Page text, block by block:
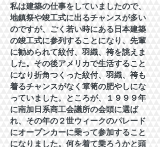
私は建築の仕事をしていましたので、
地鎮祭や竣工式に出るチャンスが多い
のですが、ごく若い時にある日本建築
の竣工式に参列することになり、先輩
に勧められて紋付、羽織、袴を誂えま
した。その後アメリカで生活すること
になり折角つくった紋付、羽織、袴も
着るチャンスがなく箪笥の肥やしにな
っていました。ところが、１９９９年
に南加日系商工会議所の会頭に選ば
れ、その年の２世ウィークのパレード
にオープンカーに乗って参加すること
になりました。何を着て乗ろうかと頭